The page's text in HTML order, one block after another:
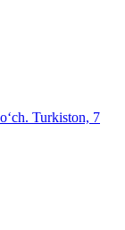
Turkiston, 7